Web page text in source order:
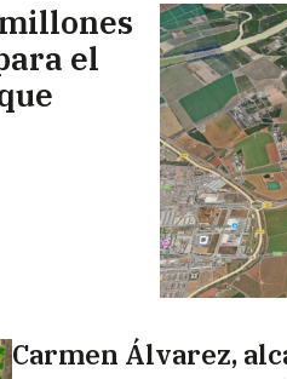
el
Carmen Álvarez,